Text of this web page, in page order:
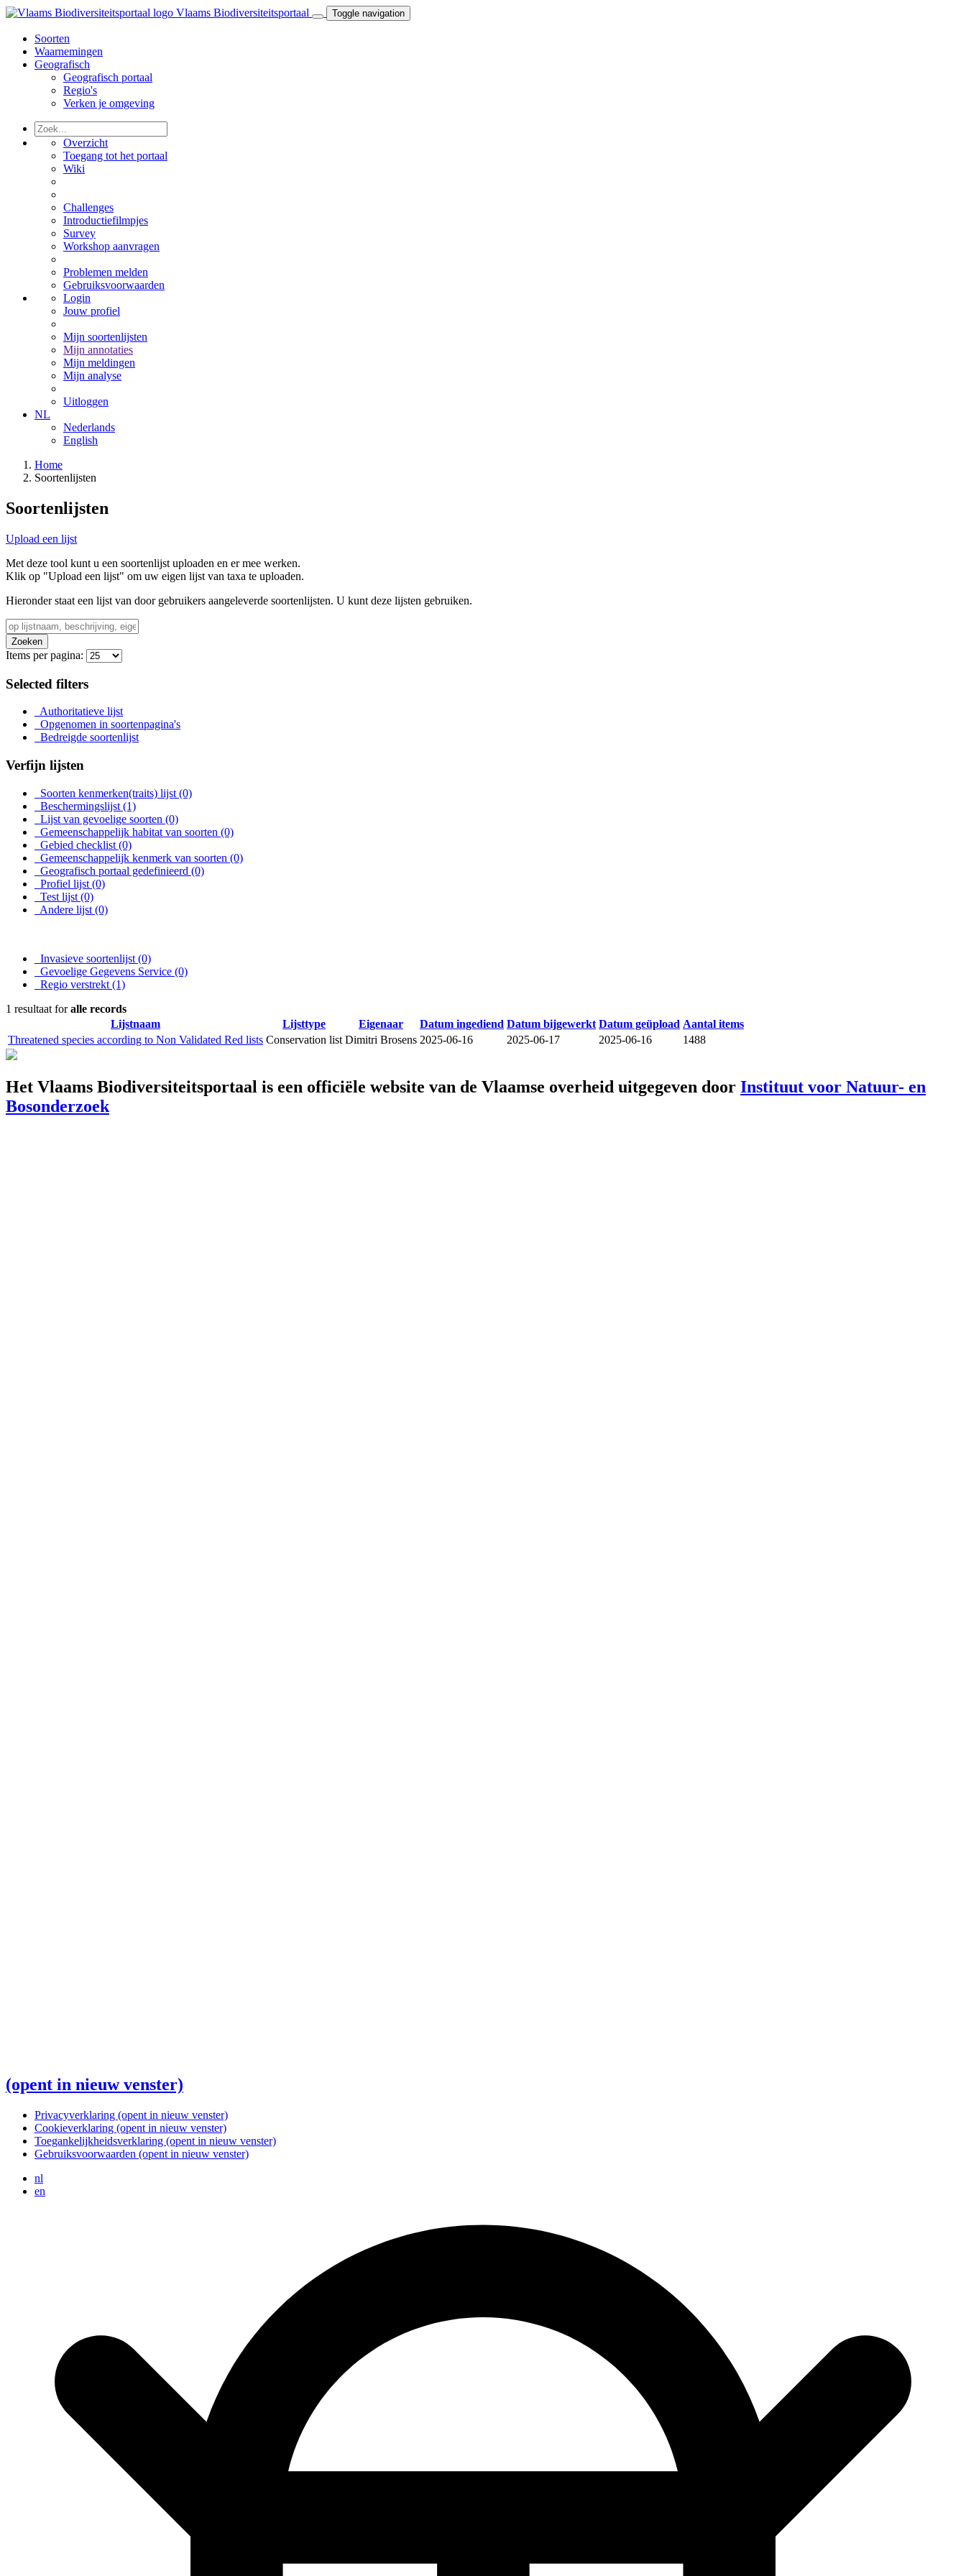
Vlaams Biodiversiteitsportaal Toggle navigation
Soorten
Waarnemingen
Geografisch
Geografisch portaal
Regio's
Verken je omgeving
Overzicht
Toegang tot het portaal
Wiki
Challenges
Introductiefilmpjes
Survey
Workshop aanvragen
Problemen melden
Gebruiksvoorwaarden
Login
Jouw profiel
Mijn soortenlijsten
Mijn annotaties
Mijn meldingen
Mijn analyse
Uitloggen
NL
Nederlands
English
Home
Soortenlijsten
Soortenlijsten
Upload een lijst
Met deze tool kunt u een soortenlijst uploaden en er mee werken.
Klik op "Upload een lijst" om uw eigen lijst van taxa te uploaden.
Hieronder staat een lijst van door gebruikers aangeleverde soortenlijsten. U kunt deze lijsten gebruiken.
Zoeken
Items per pagina:
Selected filters
Authoritatieve lijst
Opgenomen in soortenpagina's
Bedreigde soortenlijst
Verfijn lijsten
Soorten kenmerken(traits) lijst (0)
Beschermingslijst (1)
Lijst van gevoelige soorten (0)
Gemeenschappelijk habitat van soorten (0)
Gebied checklist (0)
Gemeenschappelijk kenmerk van soorten (0)
Geografisch portaal gedefinieerd (0)
Profiel lijst (0)
Test lijst (0)
Andere lijst (0)
Invasieve soortenlijst (0)
Gevoelige Gegevens Service (0)
Regio verstrekt (1)
1 resultaat foralle records
Lijstnaam
Lijsttype Eigenaar Datum ingediend Datum bijgewerkt Datum geüpload Aantal items
Threatened species according to Non Validated Red lists Conservation list Dimitri Brosens 2025-06-16 2025-06-17 2025-06-16 1488
Het Vlaams Biodiversiteitsportaal is een officiële website van de Vlaamse overheid uitgegeven door Instituut voor Natuur- en
Bosonderzoek
(opent in nieuw venster)
Privacyverklaring (opent in nieuw venster)
Cookieverklaring (opent in nieuw venster)
Toegankelijkheidsverklaring (opent in nieuw venster)
Gebruiksvoorwaarden (opent in nieuw venster)
nl
en